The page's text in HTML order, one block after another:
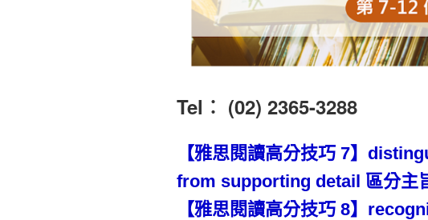
Tel︰ (02) 2365-3288
【雅思閱讀高分技巧 7】
from supporting detail 區分主
【雅思閱讀高分技巧 8】